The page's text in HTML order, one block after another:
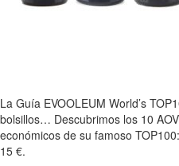
La Guía EVOOLEUM World’s
bolsillos… Descubrimos los 10
económicos de su famoso
15 €.